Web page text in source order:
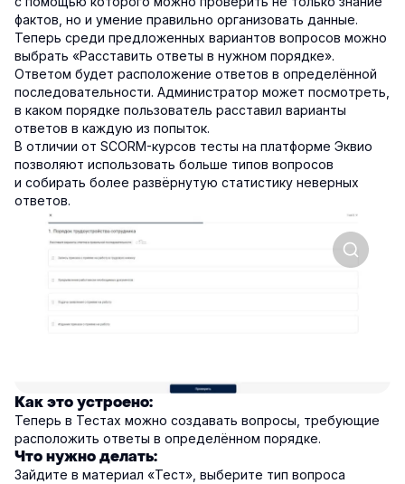
фактов, но и умение правильно организовать данные.
Теперь среди предложенных вариантов вопросов можно
выбрать «Расставить ответы в нужном порядке».
Ответом будет расположение ответов в определённой
последовательности. Администратор может посмотреть,
в каком порядке пользователь расставил варианты
ответов в каждую из попыток.
В отличии от SCORM-курсов тесты на платформе Эквио
позволяют использовать больше типов вопросов
и собирать более развёрнутую статистику неверных
ответов.
Как это устроено:
Теперь в Тестах можно создавать вопросы, требующие
расположить ответы в определённом порядке.
Что нужно делать:
Зайдите в материал «Тест», выберите тип вопроса